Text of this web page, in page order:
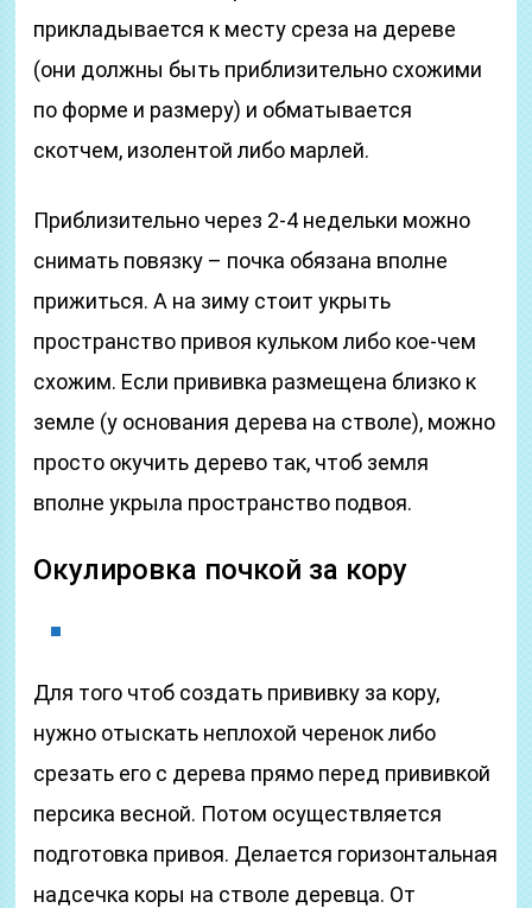
прикладывается к месту среза на дереве
(они должны быть приблизительно схожими
по форме и размеру) и обматывается
скотчем, изолентой либо марлей.
Приблизительно через 2-4 недельки можно
снимать повязку – почка обязана вполне
прижиться. А на зиму стоит укрыть
пространство привоя кульком либо кое-чем
схожим. Если прививка размещена близко к
земле (у основания дерева на стволе), можно
просто окучить дерево так, чтоб земля
вполне укрыла пространство подвоя.
Окулировка почкой за кору
Для того чтоб создать прививку за кору,
нужно отыскать неплохой черенок либо
срезать его с дерева прямо перед прививкой
персика весной. Потом осуществляется
подготовка привоя. Делается горизонтальная
надсечка коры на стволе деревца. От